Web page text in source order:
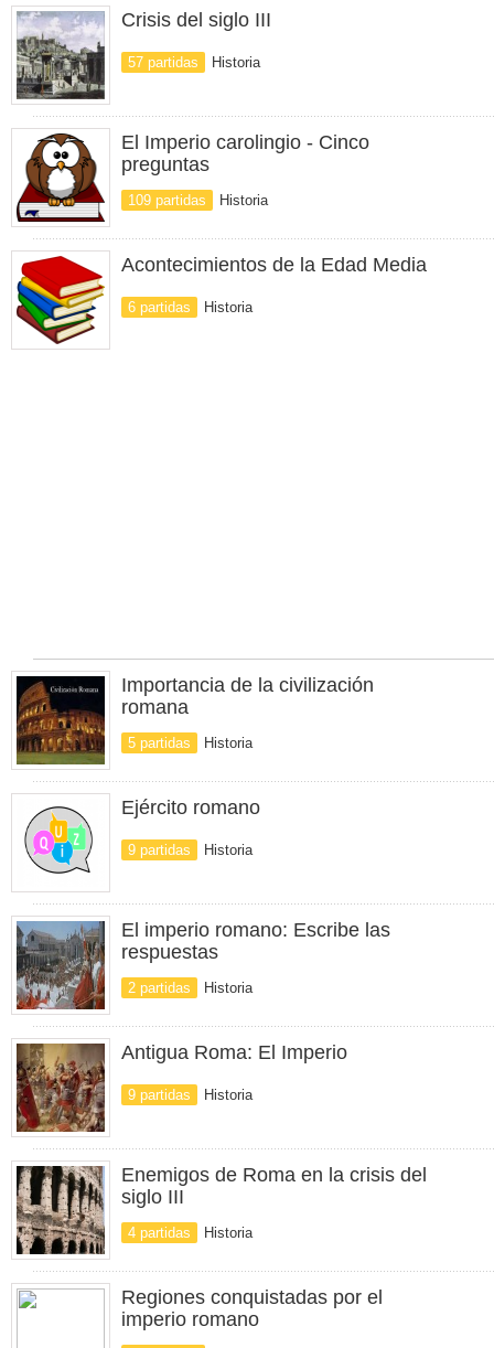
Crisis del siglo III
57 partidas Historia
El Imperio carolingio - Cinco
preguntas
109 partidas Historia
Acontecimientos de la Edad Media
6 partidas Historia
Importancia de la civilización
romana
5 partidas Historia
Ejército romano
9 partidas Historia
El imperio romano: Escribe las
respuestas
2 partidas Historia
Antigua Roma: El Imperio
9 partidas Historia
Enemigos de Roma en la crisis del
siglo III
4 partidas Historia
Regiones conquistadas por el
imperio romano